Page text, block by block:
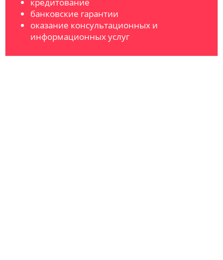
кредитование
банковские гарантии
оказание консультационных и
информационных услуг